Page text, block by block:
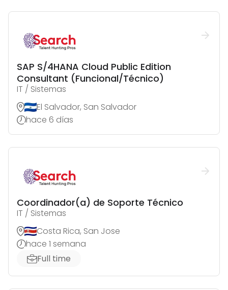
SAP S/4HANA Cloud Public Edition
Consultant (Funcional/Técnico)
IT / Sistemas
El Salvador, San Salvador
hace 6 días
Coordinador(a) de Soporte Técnico
IT / Sistemas
Costa Rica, San Jose
hace 1 semana
Full time